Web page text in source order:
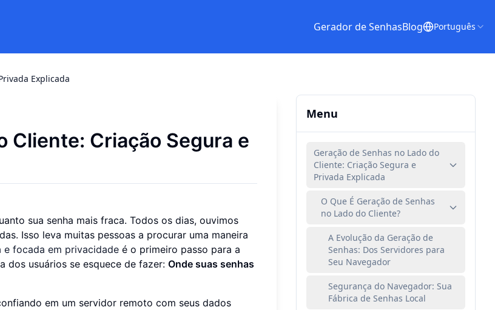
Gerador de SenhasBlog Português
Explicada
Cliente: Criação Segura e
sua senha mais fraca. Todos os dias, ouvimos
Isso leva muitas pessoas a procurar uma maneira
e focada em privacidade é o primeiro passo para a
dos usuários se esquece de fazer: Onde suas senhas
em um servidor remoto com seus dados
Menu
Geração de Senhas no Lado do
Cliente: Criação Segura e
Privada Explicada
O Que É Geração de Senhas
no Lado do Cliente?
A Evolução da Geração de
Senhas: Dos Servidores para
Seu Navegador
Segurança do Navegador: Sua
Fábrica de Senhas Local